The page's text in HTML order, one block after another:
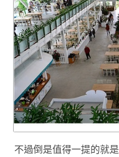
不過倒是值得一提的就是